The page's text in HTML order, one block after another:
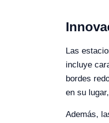
Las
incluye
bordes
en su
Además,